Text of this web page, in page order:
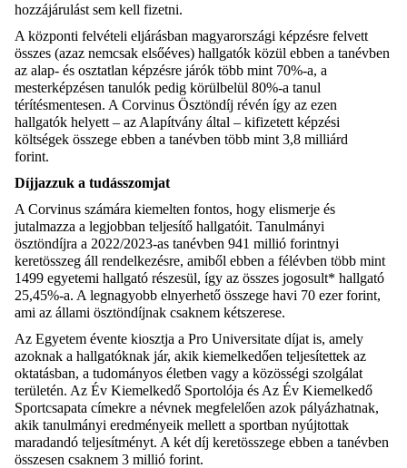
hozzájárulást sem kell fizetni.
A központi felvételi eljárásban magyarországi képzésre felvett
összes (azaz nemcsak elsőéves) hallgatók közül ebben a tanévben
az alap- és osztatlan képzésre járók több mint 70%-a, a
mesterképzésen tanulók pedig körülbelül 80%-a tanul
térítésmentesen. A Corvinus Ösztöndíj révén így az ezen
hallgatók helyett – az Alapítvány által – kifizetett képzési
költségek összege ebben a tanévben több mint 3,8 milliárd
forint.
Díjjazzuk a tudásszomjat
A Corvinus számára kiemelten fontos, hogy elismerje és
jutalmazza a legjobban teljesítő hallgatóit. Tanulmányi
ösztöndíjra a 2022/2023-as tanévben 941 millió forintnyi
keretösszeg áll rendelkezésre, amiből ebben a félévben több mint
1499 egyetemi hallgató részesül, így az összes jogosult* hallgató
25,45%-a. A legnagyobb elnyerhető összege havi 70 ezer forint,
ami az állami ösztöndíjnak csaknem kétszerese.
Az Egyetem évente kiosztja a Pro Universitate díjat is, amely
azoknak a hallgatóknak jár, akik kiemelkedően teljesítettek az
oktatásban, a tudományos életben vagy a közösségi szolgálat
területén. Az Év Kiemelkedő Sportolója és Az Év Kiemelkedő
Sportcsapata címekre a névnek megfelelően azok pályázhatnak,
akik tanulmányi eredményeik mellett a sportban nyújtottak
maradandó teljesítményt. A két díj keretösszege ebben a tanévben
összesen csaknem 3 millió forint.